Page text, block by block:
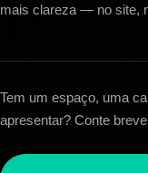
mais clareza — no site,
Tem um espaço, uma
apresentar? Conte